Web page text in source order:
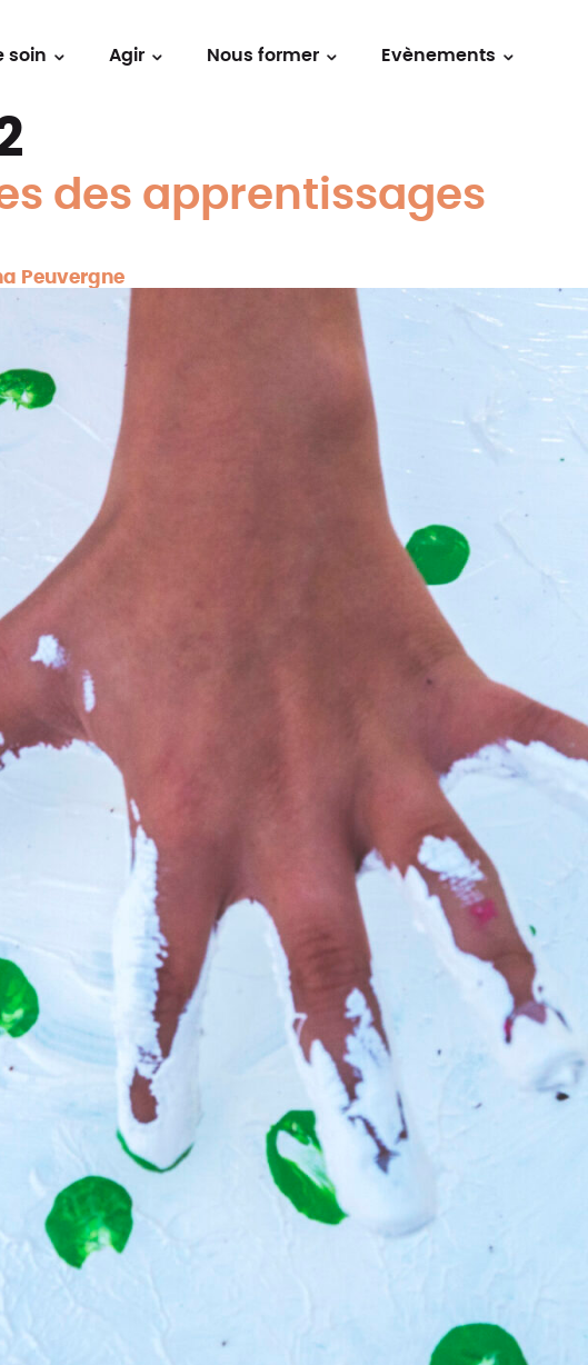
soin Agir Nous former Evènements
des apprentissages
Peuvergne